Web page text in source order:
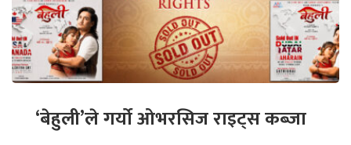
‘बेहुली’ले गर्यो ओभरसिज राइट्स कब्जा